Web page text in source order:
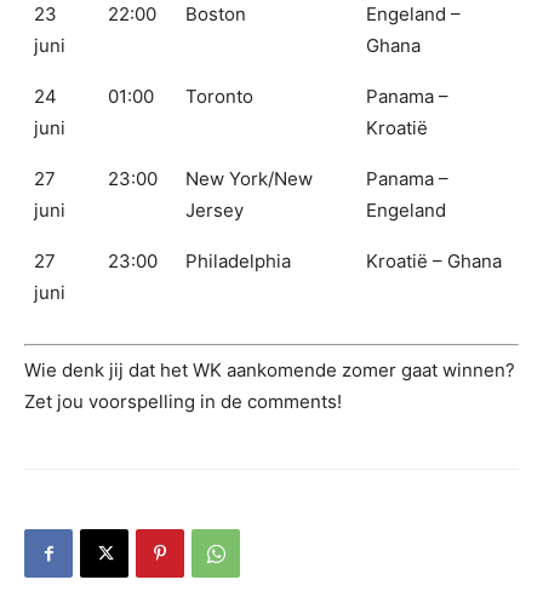
23
juni
22:00 Boston
Engeland –
Ghana
24
juni
01:00 Toronto
Panama –
Kroatië
27
juni
23:00
New York/New
Jersey
Panama –
Engeland
27
juni
23:00 Philadelphia Kroatië – Ghana
Wie denk jij dat het WK aankomende zomer gaat winnen?
Zet jou voorspelling in de comments!